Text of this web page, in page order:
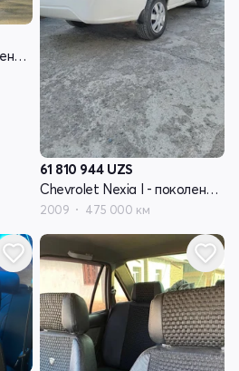
Chevrolet Nexia I - поколение рестайлинг
61 810 944 UZS
Chevrolet Nexia I - поколение рестайлинг
2009 475 000 км